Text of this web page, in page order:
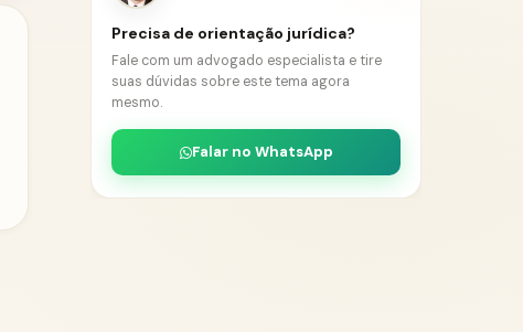
Precisa de orientação jurídica?
Fale com um advogado especialista e tire
suas dúvidas sobre este tema agora
mesmo.
Falar no WhatsApp